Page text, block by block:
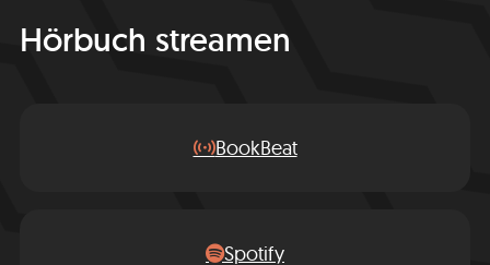
Hörbuch streamen
BookBeat
Spotify